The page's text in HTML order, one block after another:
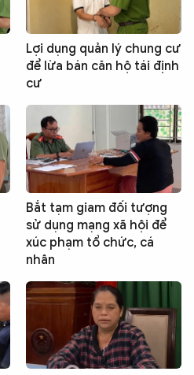
Lợi dụng quản lý chung cư
để lừa bán căn hộ tái định
cư
Bắt tạm giam đối tượng
sử dụng mạng xã hội để
xúc phạm tổ chức, cá
nhân